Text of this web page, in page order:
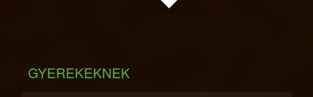
GYEREKEKNEK